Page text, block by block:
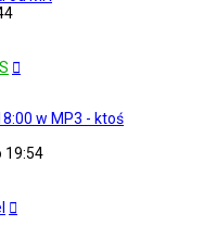
w MP3 - ktoś
19:54